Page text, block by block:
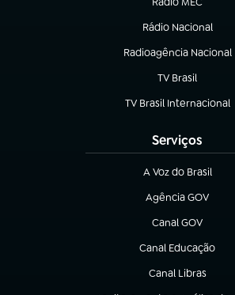
(abre em nova
Rádio Nacional
Radioagência Nacional
(abre em nova aba)
TV Brasil
(abre em nova
TV Brasil Internacional
(abre em nova aba)
Serviços
A Voz do Brasil
(abre em nova aba)
Agência GOV
(abre em nova aba)
Canal GOV
(abre em nova
Canal Educação
(abre em nova aba)
Canal Libras
(abre em nova aba)